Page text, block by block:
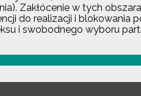
Zakłócenie w tych
do realizacji i blokowania
i swobodnego wyboru